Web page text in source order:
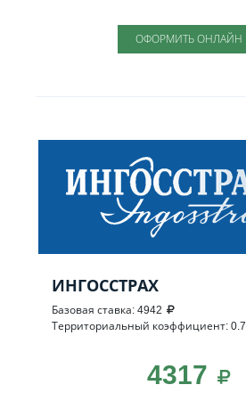
ОФОРМИТЬ ОНЛАЙН
ИНГОССТРАХ
Базовая ставка: 4942
Территориальный коэффициент: 0.7
4317